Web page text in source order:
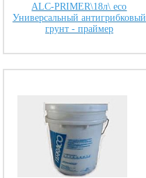
ALC-PRIMER\18л\ eco
Универсальный антигрибковый
грунт - праймер